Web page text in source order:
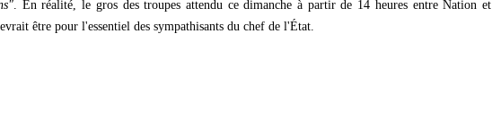
. En réalité, le gros des troupes attendu ce dimanche à partir de 14 heures entre Nation et
être pour l'essentiel des sympathisants du chef de l'État.